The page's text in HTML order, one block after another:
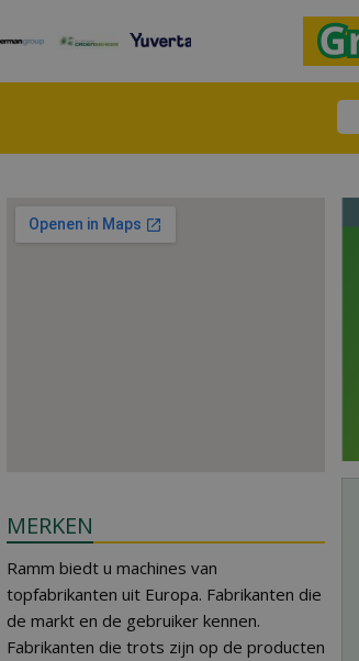
MERKEN
Ramm biedt u machines van
topfabrikanten uit Europa. Fabrikanten die
de markt en de gebruiker kennen.
Fabrikanten die trots zijn op de producten